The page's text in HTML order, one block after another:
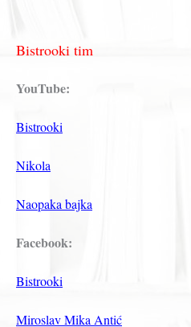
Bistrooki tim
YouTube:
Bistrooki
Nikola
Naopaka bajka
Facebook:
Bistrooki
Miroslav Mika Antić